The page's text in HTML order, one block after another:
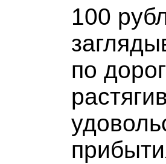
100
по